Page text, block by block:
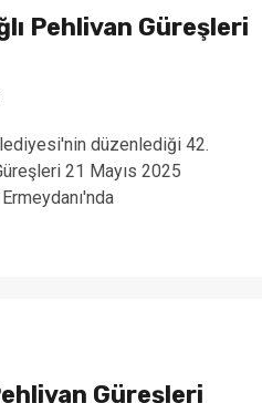
Pehlivan Güreşleri
düzenlediği 42.
21 Mayıs 2025
Güreşleri